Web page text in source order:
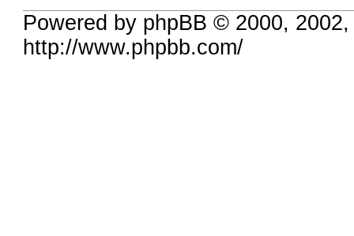
Powered by phpBB © 2000,
http://www.phpbb.com/